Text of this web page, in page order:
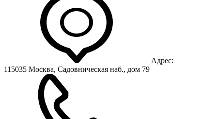
Адрес:
115035 Москва, Садовническая наб., дом 79